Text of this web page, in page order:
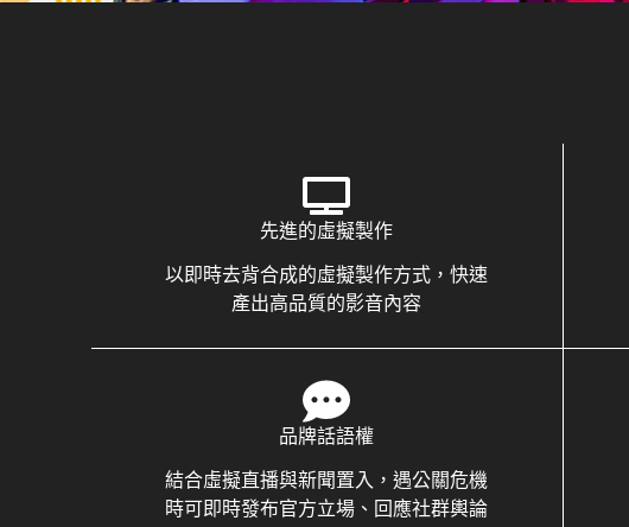
先進的虛擬製作
以即時去背合成的虛擬製作方式，快速
產出高品質的影音內容
品牌話語權
結合虛擬直播與新聞置入，遇公關危機
時可即時發布官方立場、回應社群輿論